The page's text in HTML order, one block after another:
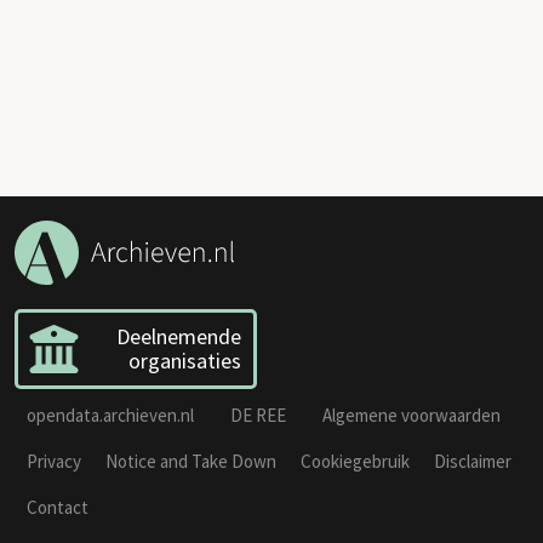
Deelnemende
organisaties
opendata.archieven.nl DE REE
Algemene voorwaarden
Privacy
Notice and Take Down Cookiegebruik
Disclaimer
Contact